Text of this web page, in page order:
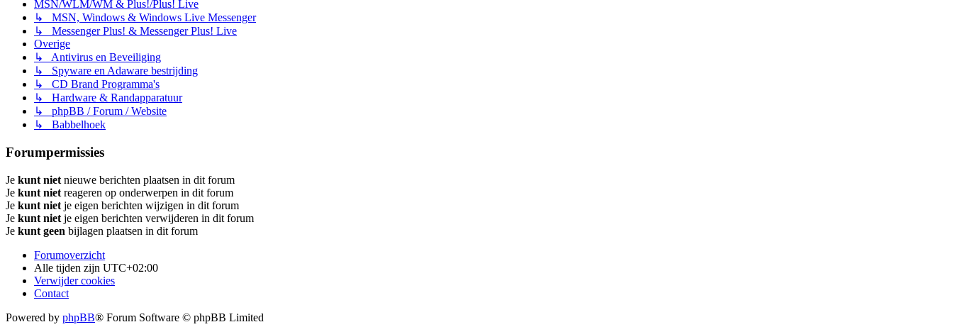
MSN/WLM/WM & Plus!/Plus! Live
↳ MSN, Windows & Windows Live Messenger
↳ Messenger Plus! & Messenger Plus! Live
Overige
↳ Antivirus en Beveiliging
↳ Spyware en Adaware bestrijding
↳ CD Brand Programma's
↳ Hardware & Randapparatuur
↳ phpBB / Forum / Website
↳ Babbelhoek
Forumpermissies
Je kunt niet nieuwe berichten plaatsen in dit forum
Je kunt niet reageren op onderwerpen in dit forum
Je kunt niet je eigen berichten wijzigen in dit forum
Je kunt niet je eigen berichten verwijderen in dit forum
Je kunt geen bijlagen plaatsen in dit forum
Forumoverzicht
Alle tijden zijn UTC+02:00
Verwijder cookies
Contact
Powered by phpBB® Forum Software © phpBB Limited